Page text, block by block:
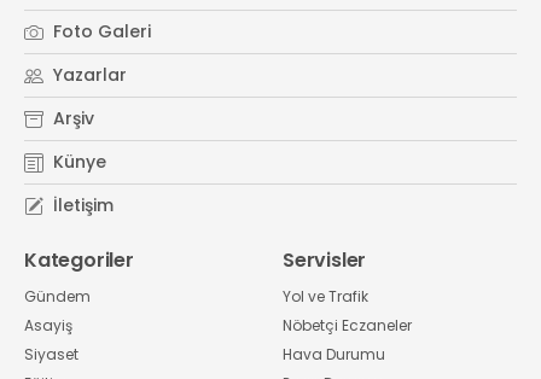
Foto Galeri
Yazarlar
Arşiv
Künye
İletişim
Kategoriler
Gündem
Asayiş
Siyaset
Servisler
Yol ve Trafik
Nöbetçi Eczaneler
Hava Durumu